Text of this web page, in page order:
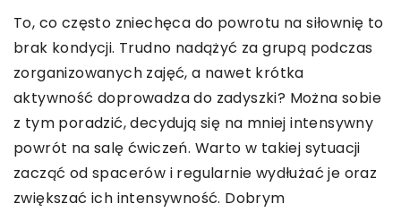
To, co często zniechęca do powrotu na siłownię to
brak kondycji. Trudno nadążyć za grupą podczas
zorganizowanych zajęć, a nawet krótka
aktywność doprowadza do zadyszki? Można sobie
z tym poradzić, decydują się na mniej intensywny
powrót na salę ćwiczeń. Warto w takiej sytuacji
zacząć od spacerów i regularnie wydłużać je oraz
zwiększać ich intensywność. Dobrym